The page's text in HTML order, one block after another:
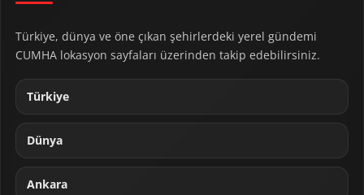
Türkiye, dünya ve öne çıkan şehirlerdeki yerel gündemi
CUMHA lokasyon sayfaları üzerinden takip edebilirsiniz.
Türkiye
Dünya
Ankara